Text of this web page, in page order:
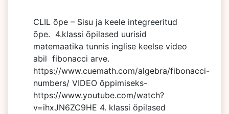
CLIL õpe – Sisu ja keele integreeritud
õpe. 4.klassi õpilased uurisid
matemaatika tunnis inglise keelse video
abil fibonacci arve.
https://www.cuemath.com/algebra/fibonacci-
numbers/ VIDEO õppimiseks-
https://www.youtube.com/watch?
v=ihxJN6ZC9HE 4. klassi õpilased